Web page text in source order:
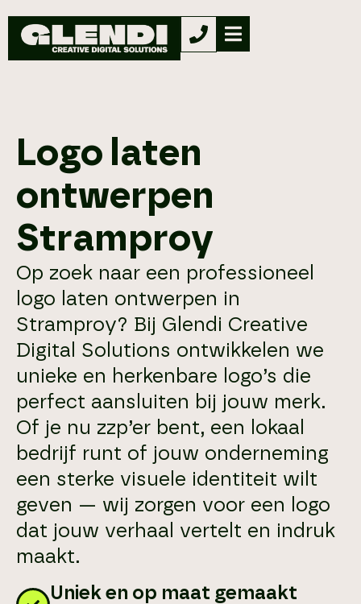
Logo laten
ontwerpen
Stramproy
Op zoek naar een professioneel
logo laten ontwerpen in
Stramproy? Bij Glendi Creative
Digital Solutions ontwikkelen we
unieke en herkenbare logo’s die
perfect aansluiten bij jouw merk.
Of je nu zzp’er bent, een lokaal
bedrijf runt of jouw onderneming
een sterke visuele identiteit wilt
geven — wij zorgen voor een logo
dat jouw verhaal vertelt en indruk
maakt.
Uniek en op maat gemaakt